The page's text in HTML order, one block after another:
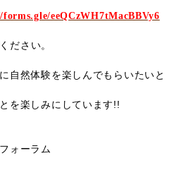
eeQCzWH7tMacBBVy6
ださい。
自然体験を楽しんでもらいたいと
を楽しみにしています !!
ォーラム